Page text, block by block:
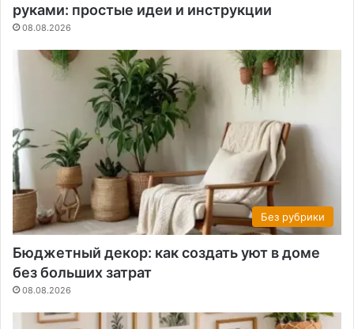
руками: простые идеи и инструкции
08.08.2026
Без рубрики
Бюджетный декор: как создать уют в доме
без больших затрат
08.08.2026